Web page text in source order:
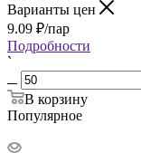
Варианты цен
9.09 ₽/пар
Подробности
`
В корзину
Популярное